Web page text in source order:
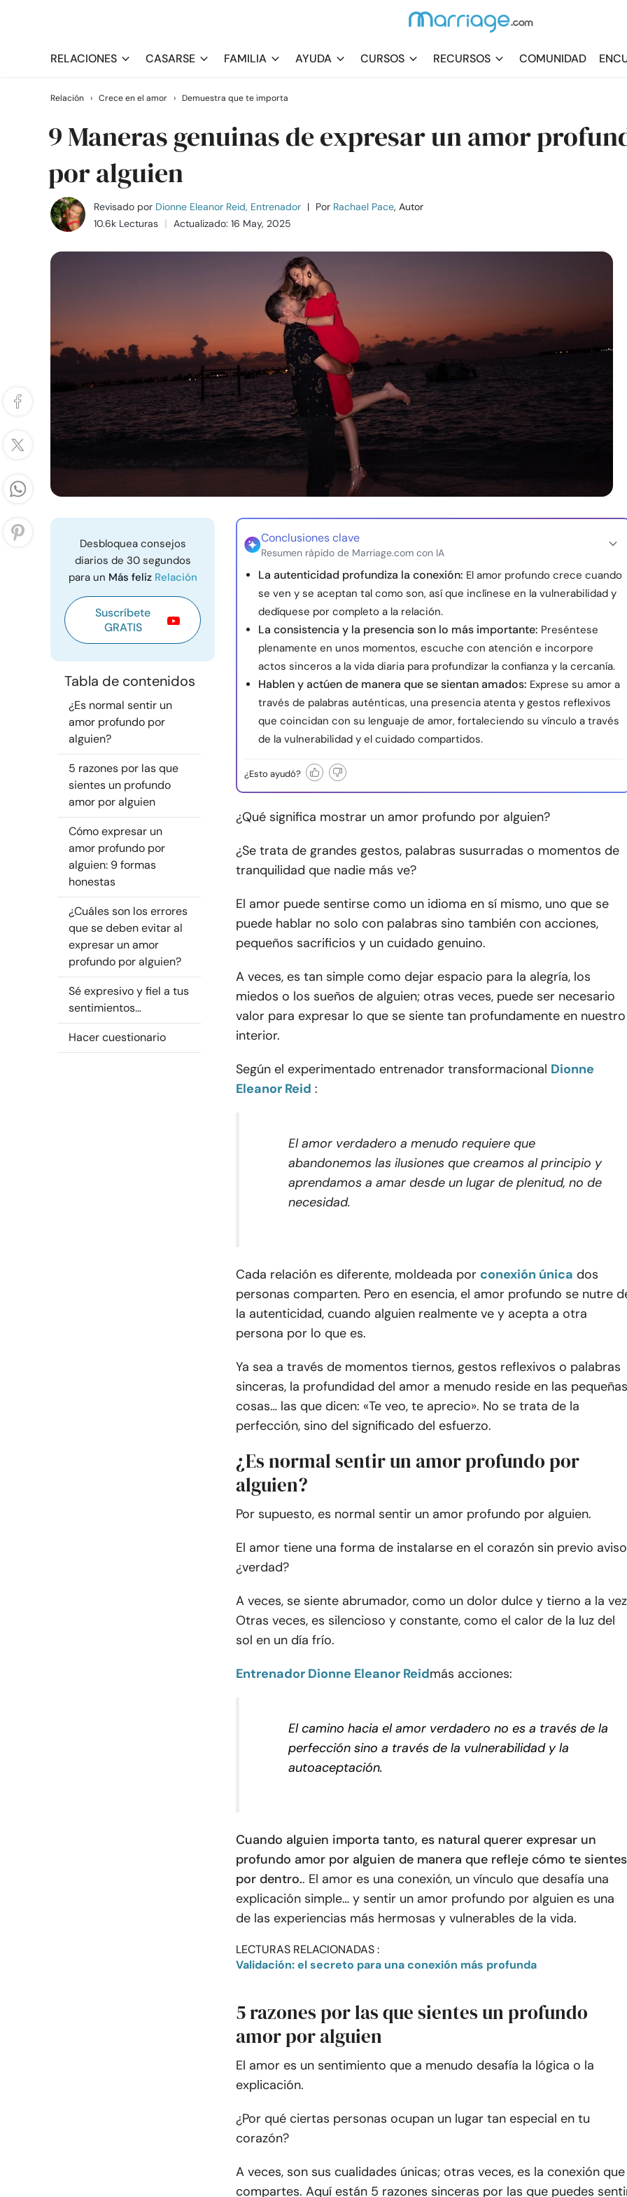
RELACIONES CASARSE FAMILIA AYUDA CURSOS RECURSOS COMUNIDAD
Relación › Crece en el amor › Demuestra que te importa
9 Maneras genuinas de expresar un amor
por alguien
Revisado por Dionne Eleanor Reid, Entrenador | Por Rachael Pace, Autor
10.6k Lecturas
Actualizado: 16 May, 2025
Desbloquea consejos
diarios de 30 segundos
para un Más feliz Relación
Suscríbete
GRATIS
Tabla de contenidos
¿Es normal sentir un
amor profundo por
alguien?
5 razones por las que
sientes un profundo
amor por alguien
Cómo expresar un
amor profundo por
alguien: 9 formas
honestas
¿Cuáles son los errores
que se deben evitar al
expresar un amor
profundo por alguien?
Sé expresivo y fiel a tus
sentimientos…
Hacer cuestionario
Conclusiones clave
Resumen rápido de Marriage.com con IA
La autenticidad profundiza la conexión: El amor profundo crece cuando
se ven y se aceptan tal como son, así que inclínese en la vulnerabilidad y
dedíquese por completo a la relación.
La consistencia y la presencia son lo más importante: Preséntese
plenamente en unos momentos, escuche con atención e incorpore
actos sinceros a la vida diaria para profundizar la confianza y la cercanía.
Hablen y actúen de manera que se sientan amados: Exprese su amor a
través de palabras auténticas, una presencia atenta y gestos reflexivos
que coincidan con su lenguaje de amor, fortaleciendo su vínculo a través
de la vulnerabilidad y el cuidado compartidos.
¿Esto ayudó?
¿Qué significa mostrar un amor profundo por alguien?
¿Se trata de grandes gestos, palabras susurradas o momentos de
tranquilidad que nadie más ve?
El amor puede sentirse como un idioma en sí mismo, uno que se
puede hablar no solo con palabras sino también con acciones,
pequeños sacrificios y un cuidado genuino.
A veces, es tan simple como dejar espacio para la alegría, los
miedos o los sueños de alguien; otras veces, puede ser necesario
valor para expresar lo que se siente tan profundamente en nuestro
interior.
Según el experimentado entrenador transformacional Dionne
Eleanor Reid :
El amor verdadero a menudo requiere que
abandonemos las ilusiones que creamos al principio y
aprendamos a amar desde un lugar de plenitud, no de
necesidad.
Cada relación es diferente, moldeada por conexión única dos
personas comparten. Pero en esencia, el amor profundo se nutre
la autenticidad, cuando alguien realmente ve y acepta a otra
persona por lo que es.
Ya sea a través de momentos tiernos, gestos reflexivos o palabras
sinceras, la profundidad del amor a menudo reside en las pequeñas
cosas… las que dicen: «Te veo, te aprecio». No se trata de la
perfección, sino del significado del esfuerzo.
¿Es normal sentir un amor profundo por
alguien?
Por supuesto, es normal sentir un amor profundo por alguien.
El amor tiene una forma de instalarse en el corazón sin previo
¿verdad?
A veces, se siente abrumador, como un dolor dulce y tierno a la
Otras veces, es silencioso y constante, como el calor de la luz del
sol en un día frío.
Entrenador Dionne Eleanor Reidmás acciones:
El camino hacia el amor verdadero no es a través de la
perfección sino a través de la vulnerabilidad y la
autoaceptación.
Cuando alguien importa tanto, es natural querer expresar un
profundo amor por alguien de manera que refleje cómo te sientes
por dentro.. El amor es una conexión, un vínculo que desafía una
explicación simple… y sentir un amor profundo por alguien es una
de las experiencias más hermosas y vulnerables de la vida.
LECTURAS RELACIONADAS :
Validación: el secreto para una conexión más profunda
5 razones por las que sientes un profundo
amor por alguien
El amor es un sentimiento que a menudo desafía la lógica o la
explicación.
¿Por qué ciertas personas ocupan un lugar tan especial en tu
corazón?
A veces, son sus cualidades únicas; otras veces, es la conexión que
compartes. Aquí están 5 razones sinceras por las que puedes